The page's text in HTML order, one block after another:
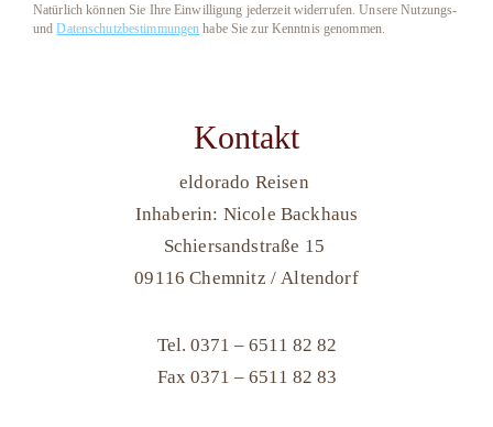
Natürlich können Sie Ihre Einwilligung jederzeit widerrufen. Unsere Nutzungs-
undDatenschutzbestimmungen habe Sie zur Kenntnis genommen.
Kontakt
eldorado Reisen
Inhaberin: Nicole Backhaus
Schiersandstraße 15
09116 Chemnitz / Altendorf
Tel. 0371 – 6511 82 82
Fax 0371 – 6511 82 83